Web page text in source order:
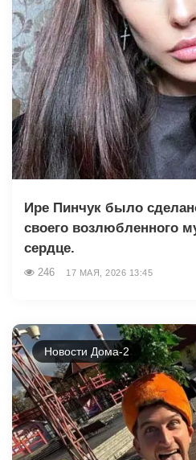
Ире Пинчук было
своего возлюбленного
сердце.
246 17 МАЯ, 2026 13:45
Новости Дома-2